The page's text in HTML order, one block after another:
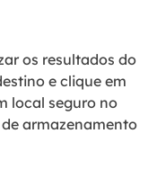
os resultados do
e clique em
local seguro no
armazenamento